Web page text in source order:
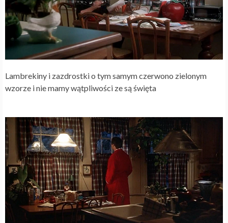
Lambrekiny i zazdrostki o tym samym czerwono zielonym
wzorze i nie mamy wątpliwości ze są święta